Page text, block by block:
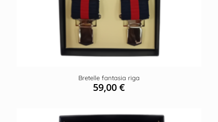
Bretelle fantasia riga
59,00€